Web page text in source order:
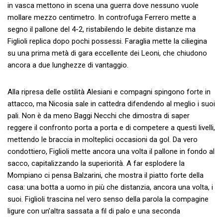
in vasca mettono in scena una guerra dove nessuno vuole
mollare mezzo centimetro. In controfuga Ferrero mette a
segno il pallone del 4-2, ristabilendo le debite distanze ma
Figlioli replica dopo pochi possessi. Faraglia mette la ciliegina
su una prima metà di gara eccellente dei Leoni, che chiudono
ancora a due lunghezze di vantaggio.
Alla ripresa delle ostilità Alesiani e compagni spingono forte in
attacco, ma Nicosia sale in cattedra difendendo al meglio i suoi
pali. Non è da meno Baggi Necchi che dimostra di saper
reggere il confronto porta a porta e di competere a questi livelli,
mettendo le braccia in molteplici occasioni da gol. Da vero
condottiero, Figlioli mette ancora una volta il pallone in fondo al
sacco, capitalizzando la superiorità. A far esplodere la
Mompiano ci pensa Balzarini, che mostra il piatto forte della
casa: una botta a uomo in più che distanzia, ancora una volta, i
suoi. Figlioli trascina nel vero senso della parola la compagine
ligure con un’altra sassata a fil di palo e una seconda